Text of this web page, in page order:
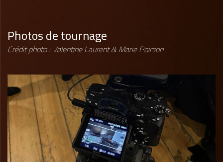
Photos de tournage
Crédit photo : Valentine Laurent & Marie Poirson